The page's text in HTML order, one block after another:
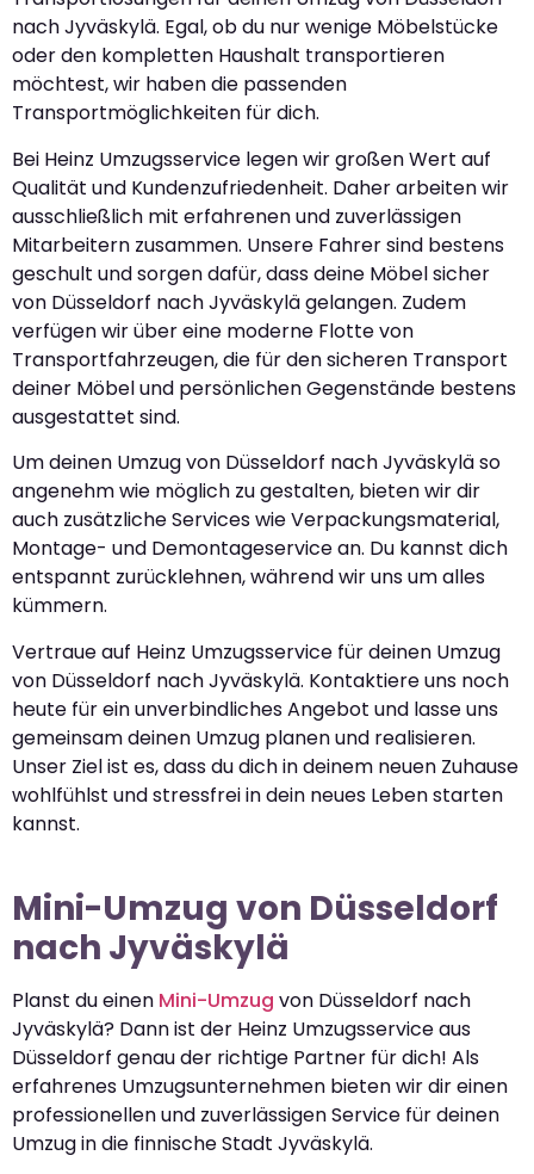
nach Jyväskylä. Egal, ob du nur wenige Möbelstücke
oder den kompletten Haushalt transportieren
möchtest, wir haben die passenden
Transportmöglichkeiten für dich.
Bei Heinz Umzugsservice legen wir großen Wert auf
Qualität und Kundenzufriedenheit. Daher arbeiten wir
ausschließlich mit erfahrenen und zuverlässigen
Mitarbeitern zusammen. Unsere Fahrer sind bestens
geschult und sorgen dafür, dass deine Möbel sicher
von Düsseldorf nach Jyväskylä gelangen. Zudem
verfügen wir über eine moderne Flotte von
Transportfahrzeugen, die für den sicheren Transport
deiner Möbel und persönlichen Gegenstände bestens
ausgestattet sind.
Um deinen Umzug von Düsseldorf nach Jyväskylä so
angenehm wie möglich zu gestalten, bieten wir dir
auch zusätzliche Services wie Verpackungsmaterial,
Montage- und Demontageservice an. Du kannst dich
entspannt zurücklehnen, während wir uns um alles
kümmern.
Vertraue auf Heinz Umzugsservice für deinen Umzug
von Düsseldorf nach Jyväskylä. Kontaktiere uns noch
heute für ein unverbindliches Angebot und lasse uns
gemeinsam deinen Umzug planen und realisieren.
Unser Ziel ist es, dass du dich in deinem neuen Zuhause
wohlfühlst und stressfrei in dein neues Leben starten
kannst.
Mini-Umzug von Düsseldorf
nach Jyväskylä
Planst du einen Mini-Umzug von Düsseldorf nach
Jyväskylä? Dann ist der Heinz Umzugsservice aus
Düsseldorf genau der richtige Partner für dich! Als
erfahrenes Umzugsunternehmen bieten wir dir einen
professionellen und zuverlässigen Service für deinen
Umzug in die finnische Stadt Jyväskylä.